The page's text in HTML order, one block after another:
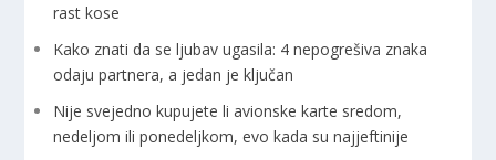
rast kose
Kako znati da se ljubav ugasila: 4 nepogrešiva znaka
odaju partnera, a jedan je ključan
Nije svejedno kupujete li avionske karte sredom,
nedeljom ili ponedeljkom, evo kada su najjeftinije